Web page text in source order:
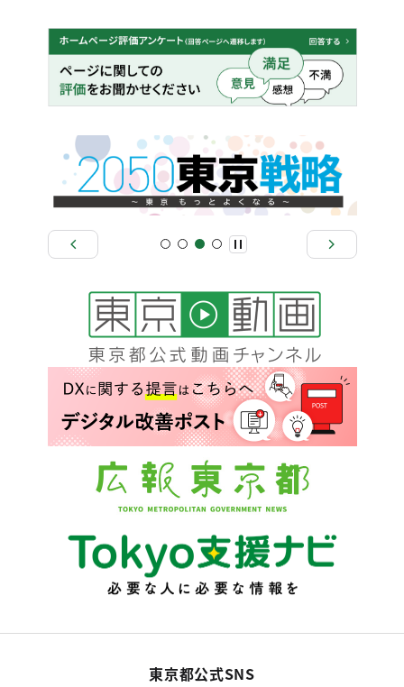
東京都公式SNS